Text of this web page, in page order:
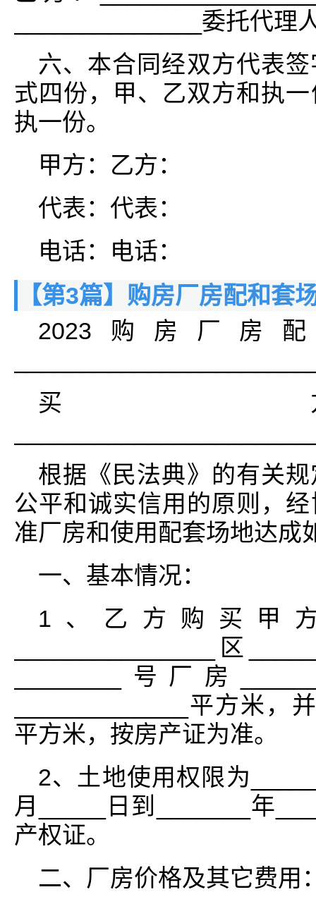
______________委托代理
六、本合同经双方代表
式四份，甲、乙双方和执
执一份。
甲方：乙方：
代表：代表：
电话：电话：
【第3篇】购房厂房配和套
2023购房厂房
买
根据《民法典》的有关
公平和诚实信用的原则，
准厂房和使用配套场地达成
一、基本情况：
1、乙方购买甲方
_______________区
________号厂房
_____________平方米，
平方米，按房产证为准。
2、土地使用权限为
月_____日到_______年
产权证。
二、厂房价格及其它费用